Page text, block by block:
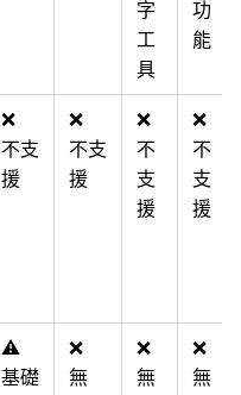
字
工
具
功
能
❌
不支
援
❌
不支
援
❌
不
支
援
❌
不
支
援
⚠️
基礎
❌
無
❌
無
❌
無